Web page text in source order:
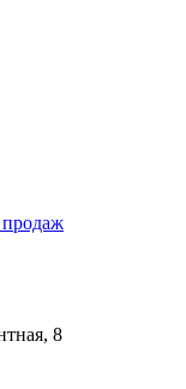
8